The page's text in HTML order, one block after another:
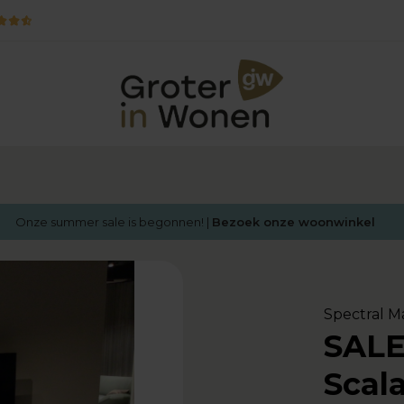
Onze summer sale is begonnen! | Bezoek onze woonwinkel
Spectral